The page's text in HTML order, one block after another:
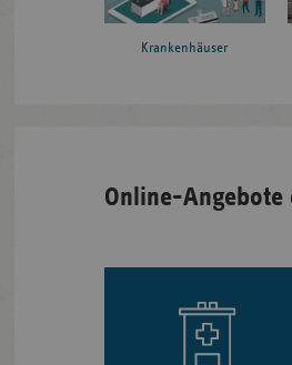
Krankenhäuser
Online-Angebote